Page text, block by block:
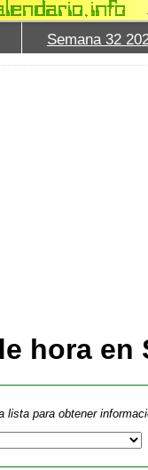
Semana 32
hora en
lista para obtener